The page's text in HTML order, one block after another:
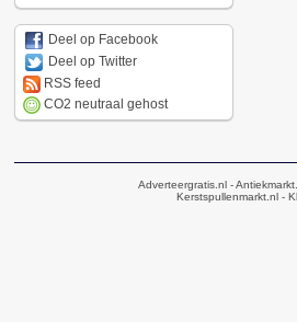
Deel op Facebook
Deel op Twitter
RSS feed
CO2 neutraal gehost
Adverteergratis.nl -
Kerstspullenmarkt.nl -